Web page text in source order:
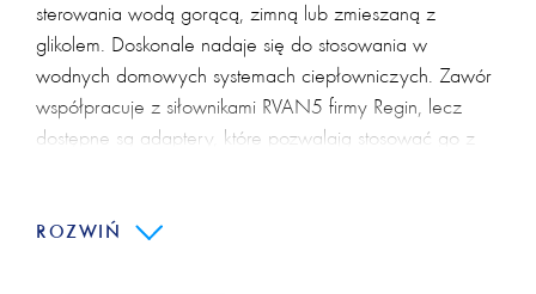
sterowania wodą gorącą, zimną lub zmieszaną z
glikolem. Doskonale nadaje się do stosowania w
wodnych domowych systemach ciepłowniczych. Zawór
współpracuje z siłownikami RVAN5 firmy Regin, lecz
dostępne są adaptery, które pozwalają stosować go z
Główne cechy:
ROZWIŃ